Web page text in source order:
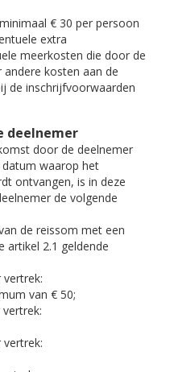
€ 30 per persoon
extra
meerkosten die door de
kosten aan de
de inschrijfvoorwaarden
deelnemer
door de deelnemer
waarop het
ontvangen, is in deze
de volgende
de reissom met een
artikel 2.1 geldende
van € 50;